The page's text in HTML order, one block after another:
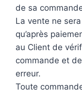
de sa
La vente ne
qu’après
au Client de
commande et
erreur.
Toute